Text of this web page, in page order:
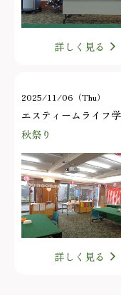
詳しく見る
2025/11/06（Thu）
エスティームライフ
秋祭り
詳しく見る